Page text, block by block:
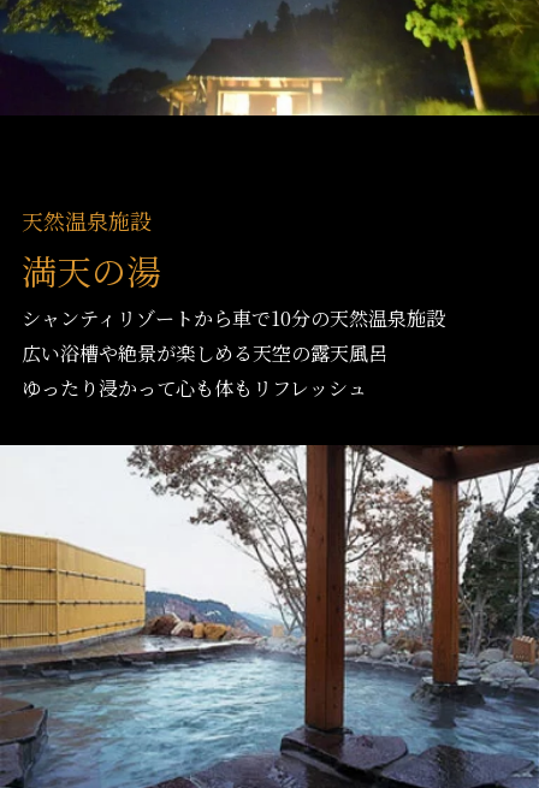
天然温泉施設
満天の湯
シャンティリゾートから車で10分の天然温泉施設
広い浴槽や絶景が楽しめる天空の露天風呂
ゆったり浸かって心も体もリフレッシュ